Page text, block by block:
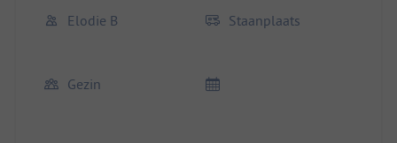
Elodie B Staanplaats
Gezin